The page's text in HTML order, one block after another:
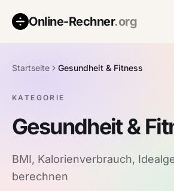
Online-Rechner.org
Startseite Gesundheit & Fitness
KATEGORIE
Gesundheit &
BMI, Kalorienverbrauch,
berechnen